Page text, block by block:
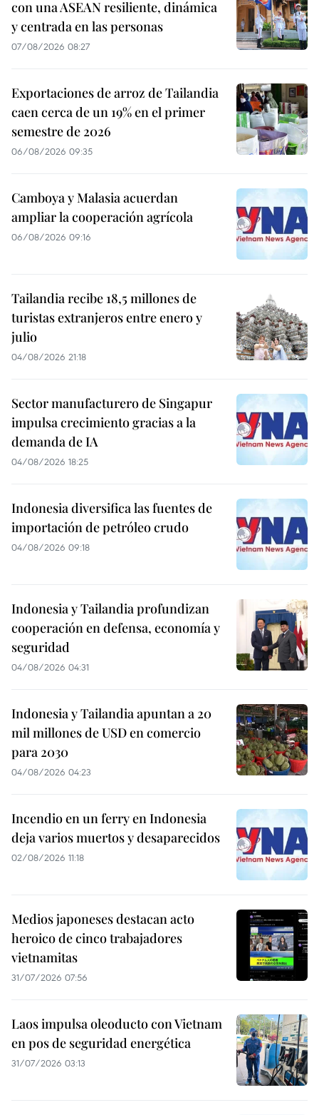
con una ASEAN resiliente, dinámica
y centrada en las personas
07/08/2026 08:27
Exportaciones de arroz de Tailandia
caen cerca de un 19% en el primer
semestre de 2026
06/08/2026 09:35
Camboya y Malasia acuerdan
ampliar la cooperación agrícola
06/08/2026 09:16
Tailandia recibe 18,5 millones de
turistas extranjeros entre enero y
julio
04/08/2026 21:18
Sector manufacturero de Singapur
impulsa crecimiento gracias a la
demanda de IA
04/08/2026 18:25
Indonesia diversifica las fuentes de
importación de petróleo crudo
04/08/2026 09:18
Indonesia y Tailandia profundizan
cooperación en defensa, economía y
seguridad
04/08/2026 04:31
Indonesia y Tailandia apuntan a 20
mil millones de USD en comercio
para 2030
04/08/2026 04:23
Incendio en un ferry en Indonesia
deja varios muertos y desaparecidos
02/08/2026 11:18
Medios japoneses destacan acto
heroico de cinco trabajadores
vietnamitas
31/07/2026 07:56
Laos impulsa oleoducto con Vietnam
en pos de seguridad energética
31/07/2026 03:13